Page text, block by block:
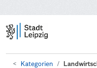
Kategorien